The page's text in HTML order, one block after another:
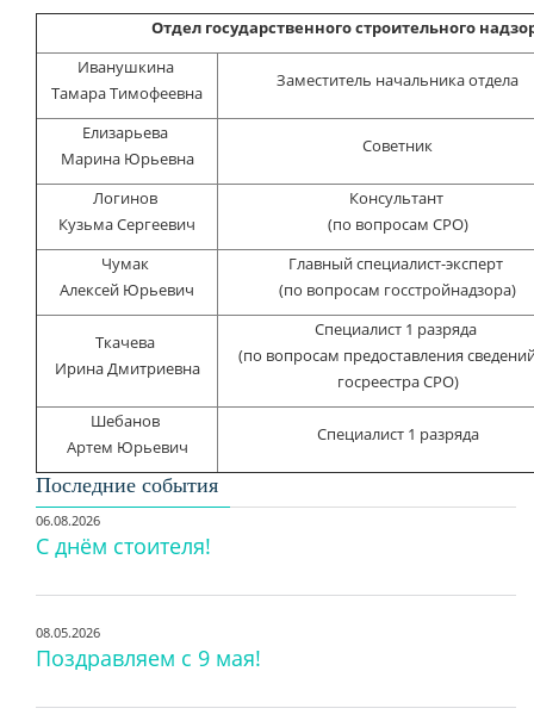
Отдел государственного строительного
Иванушкина
Тамара Тимофеевна
Заместитель начальника отдела
Елизарьева
Марина Юрьевна
Советник
Логинов
Кузьма Сергеевич
Консультант
(по вопросам СРО)
Чумак
Алексей Юрьевич
Главный специалист-эксперт
(по вопросам госстройнадзора)
Ткачева
Ирина Дмитриевна
Специалист 1 разряда
(по вопросам предоставления
госреестра СРО)
Шебанов
Артем Юрьевич
Специалист 1 разряда
Последние события
06.08.2026
С днём стоителя!
08.05.2026
Поздравляем с 9 мая!